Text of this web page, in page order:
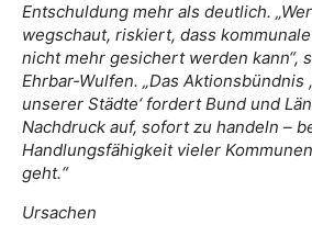
Entschuldung mehr als deutlich.
wegschaut, riskiert, dass
nicht mehr gesichert werden kann“,
Ehrbar-Wulfen. „Das Aktionsbündnis
unserer Städte‘ fordert Bund und
Nachdruck auf, sofort zu handeln –
Handlungsfähigkeit vieler
geht.“
Ursachen